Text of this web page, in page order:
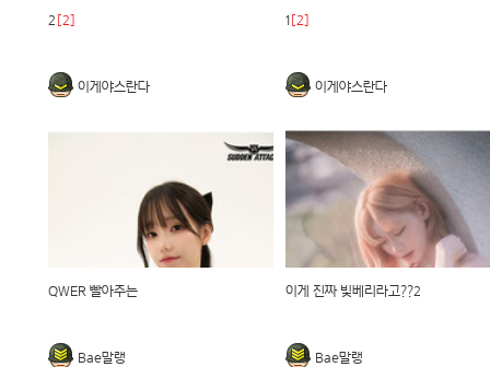
2 [2]
이게야스란다
1 [2]
이게야스란다
QWER 빨아주는
Bae말랭
이게 진짜 빛베리라고??2
Bae말랭